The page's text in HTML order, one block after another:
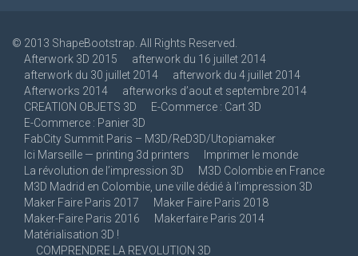
© 2013 ShapeBootstrap . All Rights Reserved.
Afterwork 3D 2015
afterwork du 16 juillet 2014
afterwork du 30 juillet 2014
afterwork du 4 juillet 2014
Afterworks 2014
afterworks d’aout et septembre 2014
CREATION OBJETS 3D
E-Commerce : Cart 3D
E-Commerce : Panier 3D
FabCity Summit Paris – M3D/ReD3D/Utopiamaker
Ici Marseille — printing 3d printers
Imprimer le monde
La révolution de l’impression 3D
M3D Colombie en France
M3D Madrid en Colombie, une ville dédié à l’impression 3D
Maker Faire Paris 2017
Maker Faire Paris 2018
Maker-Faire Paris 2016
Makerfaire Paris 2014
Matérialisation 3D !
COMPRENDRE LA REVOLUTION 3D